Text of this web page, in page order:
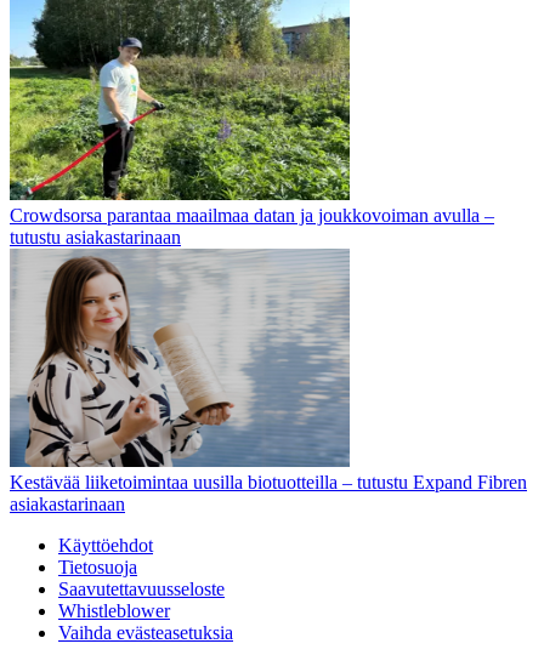
Crowdsorsa parantaa maailmaa datan ja joukkovoiman avulla –
tutustu asiakastarinaan
Kestävää liiketoimintaa uusilla biotuotteilla – tutustu Expand Fibren
asiakastarinaan
Käyttöehdot
Tietosuoja
Saavutettavuusseloste
Whistleblower
Vaihda evästeasetuksia